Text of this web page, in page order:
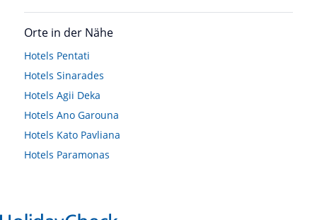
Orte in der Nähe
Hotels Pentati
Hotels Sinarades
Hotels Agii Deka
Hotels Ano Garouna
Hotels Kato Pavliana
Hotels Paramonas